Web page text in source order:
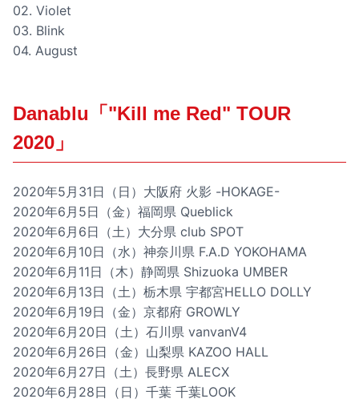
02. Violet
03. Blink
04. August
Danablu「"Kill me Red" TOUR
2020」
2020年5月31日（日）大阪府 火影 -HOKAGE-
2020年6月5日（金）福岡県 Queblick
2020年6月6日（土）大分県 club SPOT
2020年6月10日（水）神奈川県 F.A.D YOKOHAMA
2020年6月11日（木）静岡県 Shizuoka UMBER
2020年6月13日（土）栃木県 宇都宮HELLO DOLLY
2020年6月19日（金）京都府 GROWLY
2020年6月20日（土）石川県 vanvanV4
2020年6月26日（金）山梨県 KAZOO HALL
2020年6月27日（土）長野県 ALECX
2020年6月28日（日）千葉 千葉LOOK